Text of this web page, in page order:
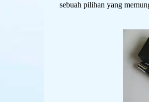
sebuah pilihan yang